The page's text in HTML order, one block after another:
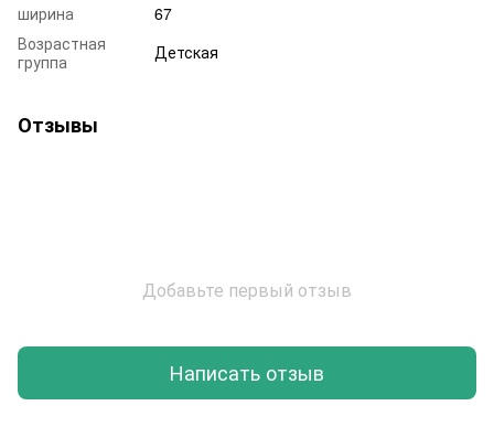
ширина
67
Возрастная
группа
Детская
Отзывы
Добавьте первый отзыв
Написать отзыв